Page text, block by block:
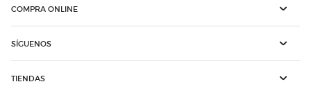
COMPRA ONLINE
SÍGUENOS
TIENDAS